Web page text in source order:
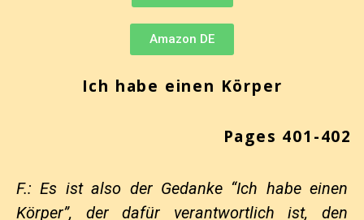
Amazon DE
Ich habe einen Körper
Pages 401-402
F.: Es ist also der Gedanke “Ich habe einen
Körper”, der dafür verantwortlich ist, den